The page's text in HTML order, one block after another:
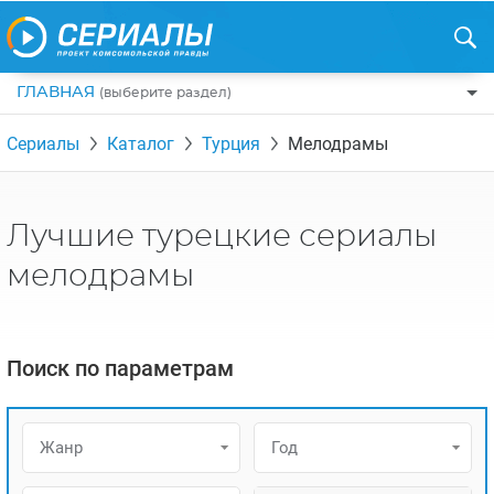
ГЛАВНАЯ (выберите раздел)
ПО ЖАНРАМ
КОМЕДИИ
УЖАСЫ
ФЭНТЕЗИ
ДЕТЕКТИВЫ
КРИМИНАЛ
ТУРЦИЯ
КАНАДА
РЕЦЕНЗИИ
АЗИАТСКИЕ СЕРИАЛЫ
ИНТЕРВЬЮ
Сериалы Каталог Турция Мелодрамы
Лучшие турецкие сериалы
мелодрамы
Поиск по параметрам
Жанр Год